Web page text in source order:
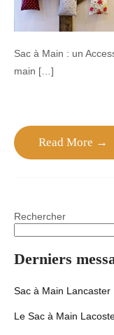
Sac à Main : un
main […]
Read More →
Rechercher
Derniers
Sac à Main Lancaster
Le Sac à Main